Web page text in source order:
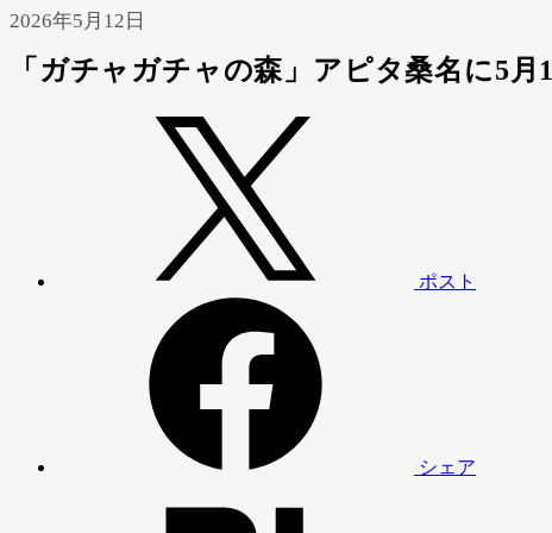
2026年5月12日
「ガチャガチャの森」アピタ桑名に5月
ポスト
シェア